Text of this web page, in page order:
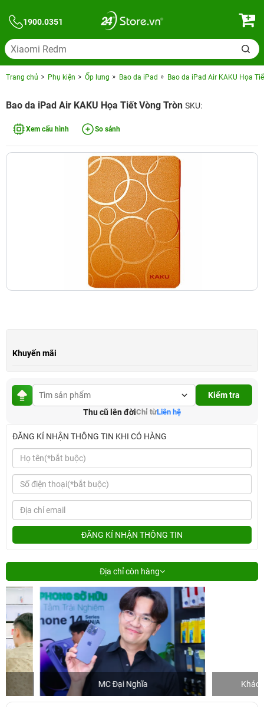
1900.0351
Trang chủ Phụ kiện Ốp lưng Bao da iPad Bao da iPad Air KAKU Họa
Bao da iPad Air KAKU Họa Tiết Vòng Tròn SKU:
Xem cấu hình So sánh
Khuyến mãi
Kiểm tra
Thu cũ lên đờiChỉ từLiên hệ
ĐĂNG KÍ NHẬN THÔNG TIN KHI CÓ HÀNG
ĐĂNG KÍ NHẬN THÔNG TIN
Địa chỉ còn hàng
MC Đại Nghĩa Khách mua